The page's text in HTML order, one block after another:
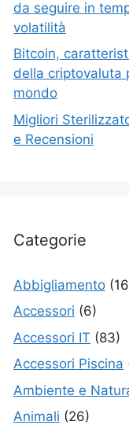
da seguire in
volatilità
Bitcoin,
della criptovaluta
mondo
Migliori
e Recensioni
Categorie
Abbigliamento
Accessori (6)
Accessori IT (83)
Accessori Piscina
Ambiente e
Animali (26)